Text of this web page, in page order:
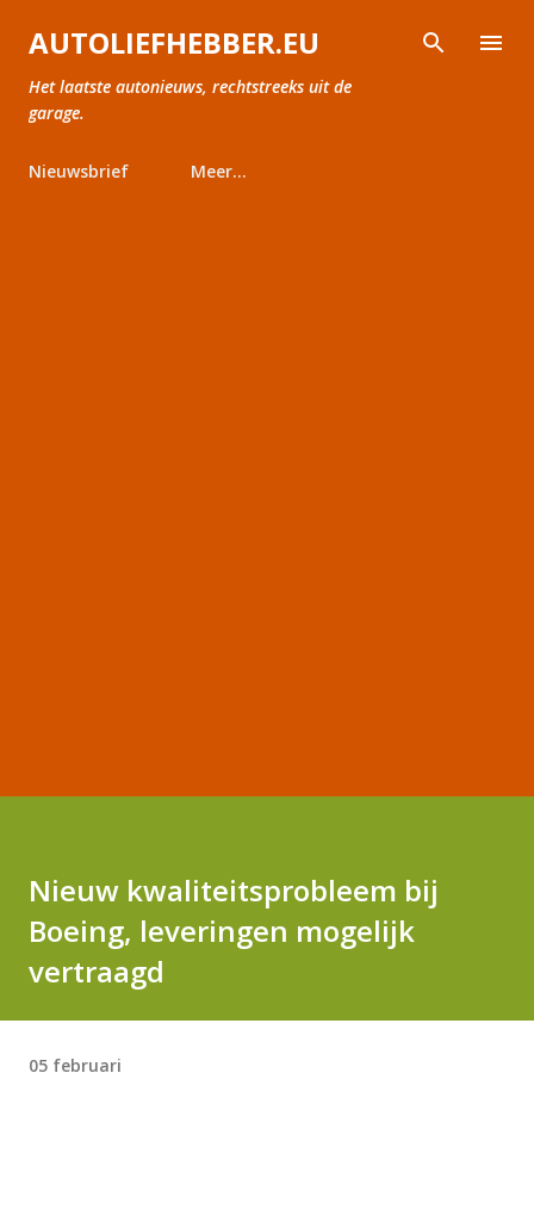
Doorgaan naar hoofdcontent
AUTOLIEFHEBBER.EU
Het laatste autonieuws, rechtstreeks uit de
garage.
Nieuwsbrief Meer…
Nieuw kwaliteitsprobleem bij
Boeing, leveringen mogelijk
vertraagd
05 februari